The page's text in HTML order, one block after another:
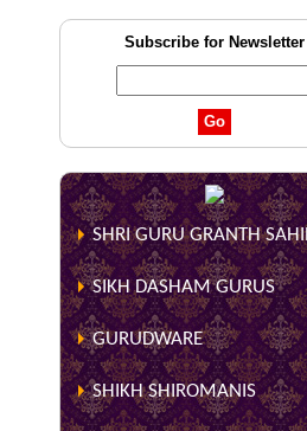
Subscribe for Newsletter
SHRI GURU GRANTH
SIKH DASHAM GURUS
GURUDWARE
SHIKH SHIROMANIS